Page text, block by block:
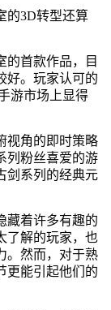
的3D转型还算
的首款作品，目
好。玩家认可的
游市场上显得
视角的即时策略
列粉丝喜爱的游
剑系列的经典元
藏着许多有趣的
了解的玩家，也
。然而，对于熟
更能引起他们的